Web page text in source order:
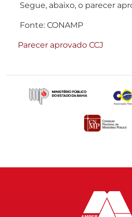
Segue, abaixo, o parecer
Fonte: CONAMP
Parecer aprovado CCJ